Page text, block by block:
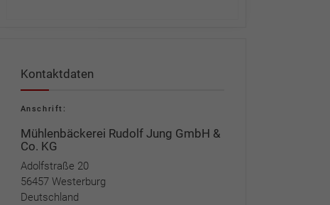
Kontaktdaten
Anschrift:
Mühlenbäckerei Rudolf Jung GmbH &
Co. KG
Adolfstraße 20
56457 Westerburg
Deutschland